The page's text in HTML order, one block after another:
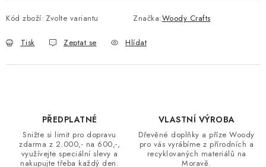
Kód zboží: Zvolte variantu Značka:Woody Crafts
Tisk Zeptat se Hlídat
PŘEDPLATNÉ
Snižte si limit pro dopravu
zdarma z 2.000,- na 600,-,
využívejte speciální slevy a
nakupujte třeba každý den.
VLASTNÍ VÝROBA
Dřevěné doplňky a příze Woody
pro vás vyrábíme z přírodních a
recyklovaných materiálů na
Moravě.